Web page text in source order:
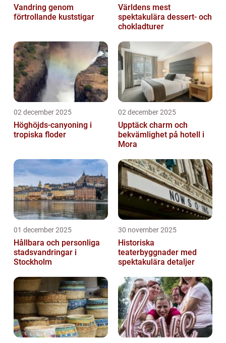
Vandring genom
förtrollande kuststigar
Världens mest
spektakulära dessert- och
chokladturer
02 december 2025
Höghöjds-canyoning i
tropiska floder
02 december 2025
Upptäck charm och
bekvämlighet på hotell i
Mora
01 december 2025
Hållbara och personliga
stadsvandringar i
Stockholm
30 november 2025
Historiska
teaterbyggnader med
spektakulära detaljer